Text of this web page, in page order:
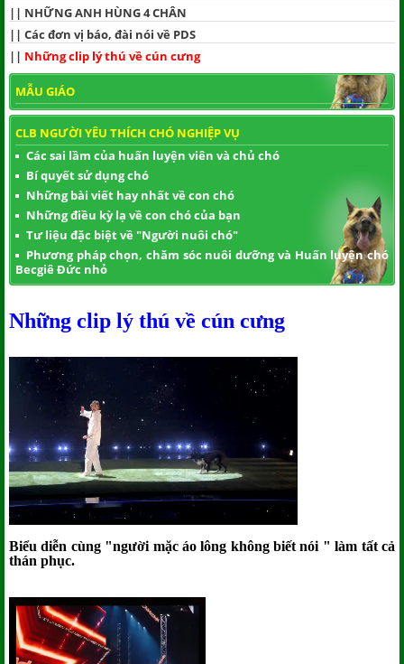
|| NHỮNG ANH HÙNG 4 CHÂN
|| Các đơn vị báo, đài nói về PDS
|| Những clip lý thú về cún cưng
MẪU GIÁO
CLB NGƯỜI YÊU THÍCH CHÓ NGHIỆP VỤ
Các sai lầm của huấn luyện viên và chủ chó
Bí quyết sử dụng chó
Những bài viết hay nhất về con chó
Những điều kỳ lạ về con chó của bạn
Tư liệu đặc biệt về "Người nuôi chó"
Phương pháp chọn, chăm sóc nuôi dưỡng và Huấn luyện chó
Becgiê Đức nhỏ
Những clip lý thú về cún cưng
Biểu diễn cùng "người mặc áo lông không biết nói " làm tất cả
thán phục.